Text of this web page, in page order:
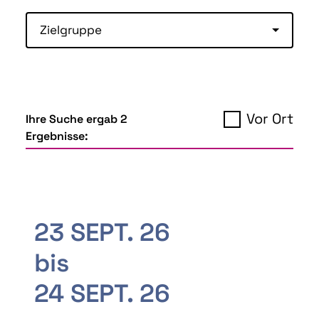
Zielgruppe
Ihre Suche ergab 2
Ergebnisse:
Vor Ort
23 SEPT. 26
bis
24 SEPT. 26